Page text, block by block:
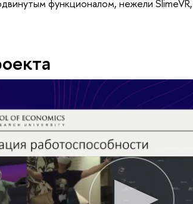
функционалом, нежели SlimeVR,